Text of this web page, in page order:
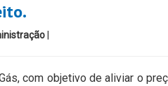
com objetivo de aliviar o